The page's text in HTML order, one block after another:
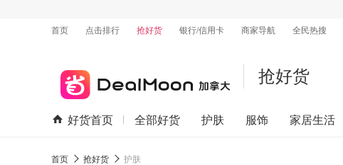
首页
点击排行 抢好货 银行/信用卡 商家导航 全民热搜
抢好货
好货首页 全部好货 护肤 服饰 家居生活
首页 抢好货 护肤